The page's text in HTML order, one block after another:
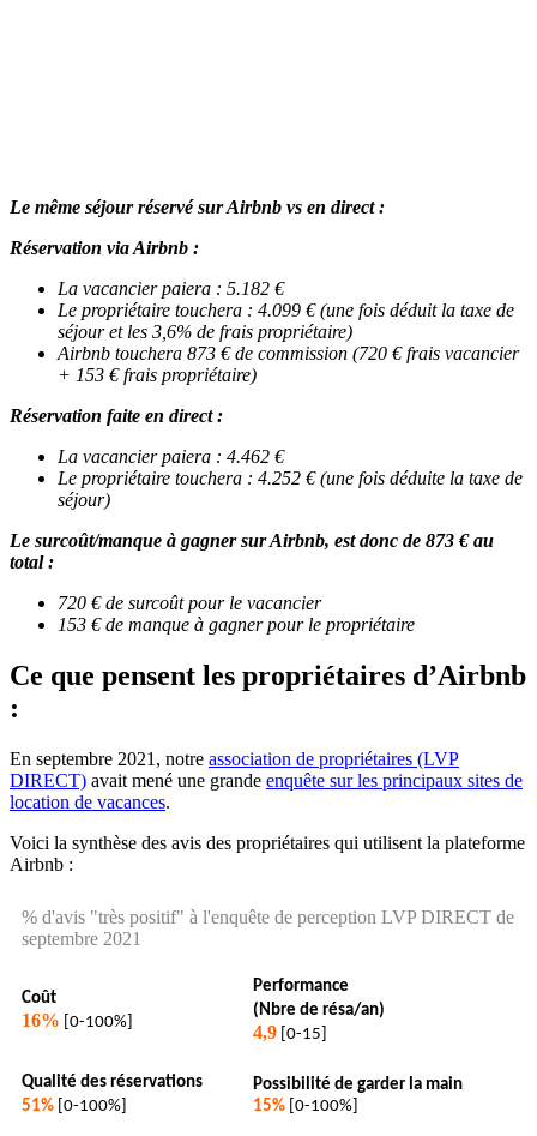
Le même séjour réservé sur Airbnb vs en direct :
Réservation via Airbnb :
La vacancier paiera : 5.182 €
Le propriétaire touchera : 4.099 € (une fois déduit la taxe de
séjour et les 3,6% de frais propriétaire)
Airbnb touchera 873 € de commission (720 € frais vacancier
+ 153 € frais propriétaire)
Réservation faite en direct :
La vacancier paiera : 4.462 €
Le propriétaire touchera : 4.252 € (une fois déduite la taxe de
séjour)
Le surcoût/manque à gagner sur Airbnb, est donc de 873 € au
total :
720 € de surcoût pour le vacancier
153 € de manque à gagner pour le propriétaire
Ce que pensent les propriétaires d’Airbnb
:
En septembre 2021, notre association de propriétaires (LVP
DIRECT) avait mené une grande enquête sur les principaux sites de
location de vacances.
Voici la synthèse des avis des propriétaires qui utilisent la plateforme
Airbnb :
% d'avis "très positif" à l'enquête de perception LVP DIRECT de
septembre 2021
Coût
16% [0-100%]
Performance
(Nbre de résa/an)
4,9 [0-15]
Qualité des réservations
51% [0-100%]
Possibilité de garder la main
15% [0-100%]